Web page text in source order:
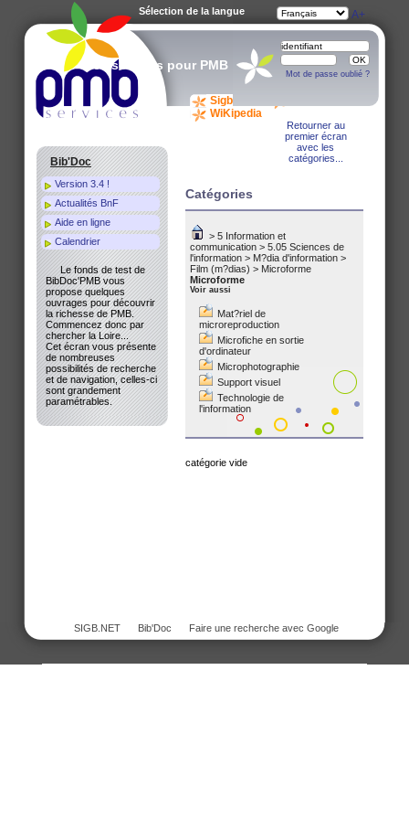
Sigb.Net
WiKipedia
Des services pour PMB
Retourner au
premier écran
avec les
catégories...
Catégories
> 5 Information et
communication > 5.05 Sciences de
l'information > M?dia d'information >
Film (m?dias) > Microforme
Microforme
Voir aussi
Mat?riel de
microreproduction
Microfiche en sortie
d'ordinateur
Microphotographie
Support visuel
Technologie de
l'information
catégorie vide
SIGB.NET Bib'Doc Faire une recherche avec Google
Bib'Doc
Version 3.4 !
Actualités BnF
Aide en ligne
Calendrier
Le fonds de test de
BibDoc'PMB vous
propose quelques
ouvrages pour découvrir
la richesse de PMB.
Commencez donc par
chercher la Loire...
Cet écran vous présente
de nombreuses
possibilités de recherche
et de navigation, celles-ci
sont grandement
paramétrables.
A A+
Sélection de la langue
Mot de passe oublié ?